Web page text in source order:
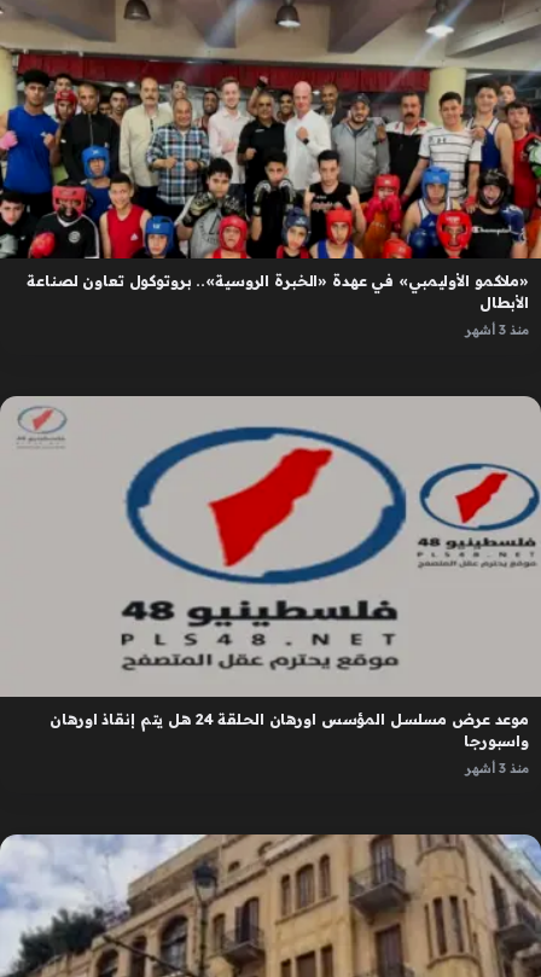
«ملاكمو الأوليمبي» في عهدة «الخبرة الروسية».. بروتوكول تعاون لصناعة
الأبطال
منذ 3 أشهر
موعد عرض مسلسل المؤسس اورهان الحلقة 24 هل يتم إنقاذ اورهان
واسبورجا
منذ 3 أشهر